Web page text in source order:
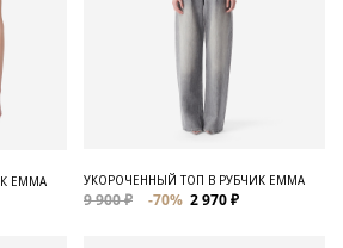
Обувь и Аксессуары
EMMA УКОРОЧЕННЫЙ ТОП В РУБЧИК EMMA
9 900 ₽ -70% 2 970 ₽